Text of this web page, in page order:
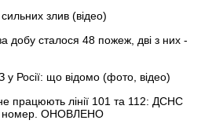
злив (відео)
добу сталося 48 пожеж, дві з них -
Росії: що відомо (фото, відео)
працюють лінії 101 та 112: ДСНС
номер. ОНОВЛЕНО